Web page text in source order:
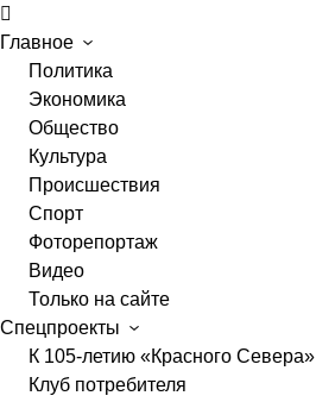
Главное
Политика
Экономика
Общество
Культура
Происшествия
Спорт
Фоторепортаж
Видео
Только на сайте
Спецпроекты
К 105-летию «Красного Севера»
Клуб потребителя